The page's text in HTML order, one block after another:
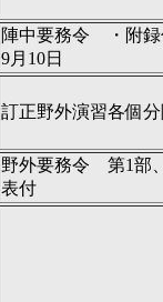
陣中要務令 ・附
9月10日
訂正野外演習各個
野外要務令 第1部
表付